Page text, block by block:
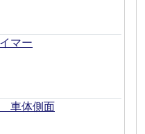
マー
車体側面